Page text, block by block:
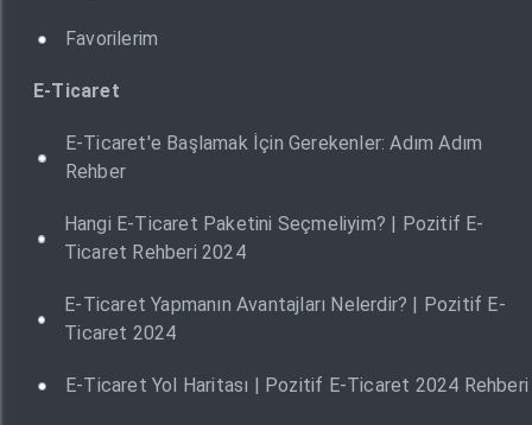
Favorilerim
E-Ticaret
E-Ticaret'e Başlamak İçin Gerekenler: Adım Adım
Rehber
Hangi E-Ticaret Paketini Seçmeliyim? | Pozitif E-
Ticaret Rehberi 2024
E-Ticaret Yapmanın Avantajları Nelerdir? | Pozitif E-
Ticaret 2024
E-Ticaret Yol Haritası | Pozitif E-Ticaret 2024 Rehberi